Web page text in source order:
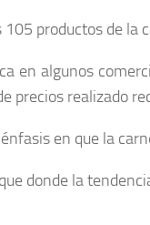
105 productos de
en algunos
precios realizado
en que la
donde la